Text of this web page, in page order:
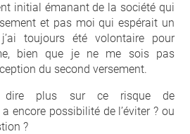
initial émanant de la société qui
et pas moi qui espérait un
toujours été volontaire pour
bien que je ne me sois pas
du second versement.
dire plus sur ce risque de
encore possibilité de l’éviter ? ou
?